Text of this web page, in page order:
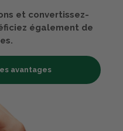
et convertissez-
également de
avantages